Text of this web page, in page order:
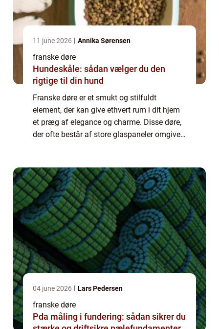
11 june 2026 Annika Sørensen
franske døre
Hundeskåle: sådan vælger du den
rigtige til din hund
Franske døre er et smukt og stilfuldt
element, der kan give ethvert rum i dit hjem
et præg af elegance og charme. Disse døre,
der ofte består af store glaspaneler omgivet
04 june 2026 Lars Pedersen
franske døre
Pda måling i fundering: sådan sikrer du